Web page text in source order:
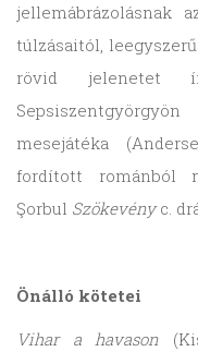
jellemábrázolásnak
túlzásaitól,
rövid jelenetet
Sepsiszentgyörgyön
mesejátéka
fordított románból
Şorbul Szökevényc.
Önálló kötetei
Vihar a havason